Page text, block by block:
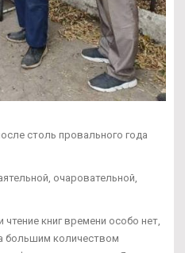
столь провального года
очаровательной,
книг времени особо нет,
большим количеством